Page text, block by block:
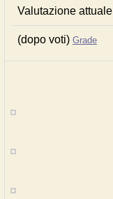
Valutazione attuale
(dopo voti) Grade